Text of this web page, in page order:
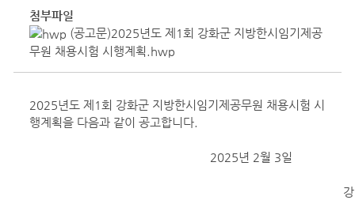
첨부파일
(공고문)2025년도 제1회 강화군 지방한시임기제공
무원 채용시험 시행계획.hwp
2025년도 제1회 강화군 지방한시임기제공무원 채용시험 시
행계획을 다음과 같이 공고합니다.
2025년 2월 3일
강